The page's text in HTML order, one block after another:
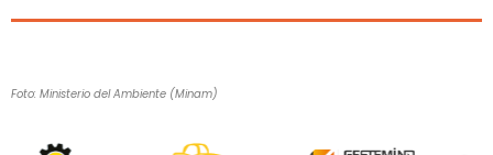
Foto: Ministerio del Ambiente (Minam)